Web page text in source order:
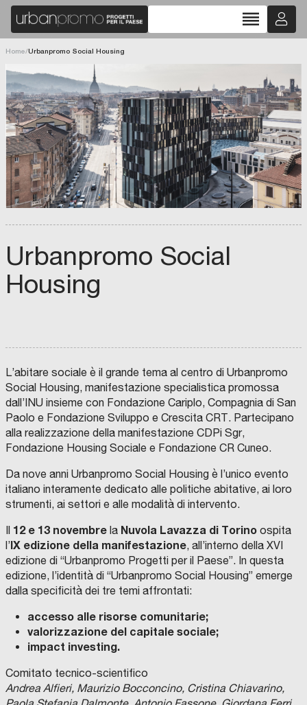
reorder
Home/Urbanpromo Social Housing
Urbanpromo Social
Housing
L’abitare sociale è il grande tema al centro di Urbanpromo
Social Housing, manifestazione specialistica promossa
dall’INU insieme con Fondazione Cariplo, Compagnia di San
Paolo e Fondazione Sviluppo e Crescita CRT. Partecipano
alla realizzazione della manifestazione CDPi Sgr,
Fondazione Housing Sociale e Fondazione CR Cuneo.
Da nove anni Urbanpromo Social Housing è l’unico evento
italiano interamente dedicato alle politiche abitative, ai loro
strumenti, ai settori e alle modalità di intervento.
12 e 13 novembre la Nuvola Lavazza di Torino ospita
l’IX edizione della manifestazione, all’interno della XVI
edizione di “Urbanpromo Progetti per il Paese”. In questa
edizione, l’identità di “Urbanpromo Social Housing” emerge
dalla specificità dei tre temi affrontati:
accesso alle risorse comunitarie;
valorizzazione del capitale sociale;
impact investing.
Comitato tecnico-scientifico
Andrea Alfieri, Maurizio Bocconcino, Cristina Chiavarino,